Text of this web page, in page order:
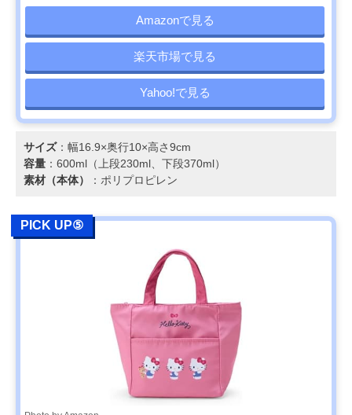
Amazonで見る
楽天市場で見る
Yahoo!で見る
サイズ：幅16.9×奥行10×高さ9cm
容量 ：600ml（上段230ml、下段370ml）
素材（本体）
：ポリプロピレン
PICK UP⑤